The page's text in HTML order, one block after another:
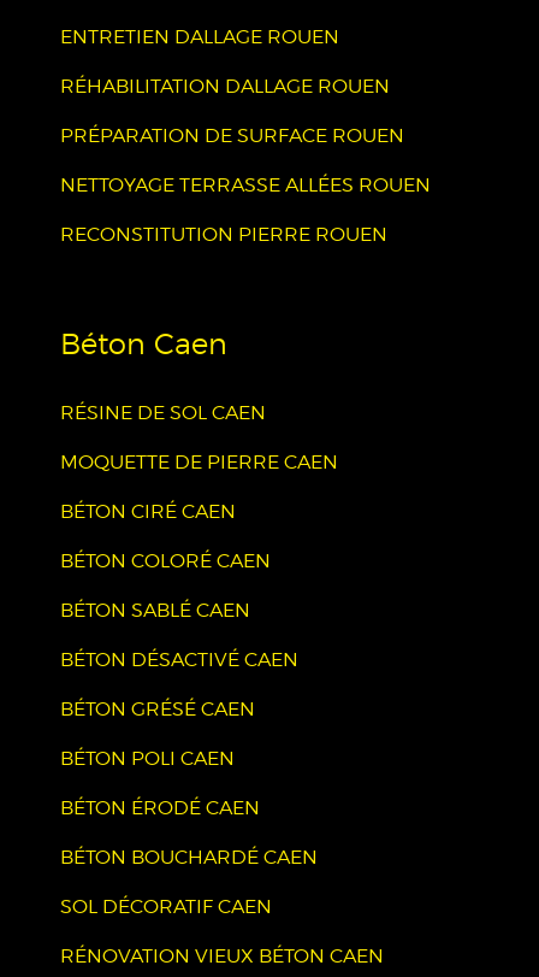
ENTRETIEN DALLAGE ROUEN
RÉHABILITATION DALLAGE ROUEN
PRÉPARATION DE SURFACE ROUEN
NETTOYAGE TERRASSE ALLÉES ROUEN
RECONSTITUTION PIERRE ROUEN
Béton Caen
RÉSINE DE SOL CAEN
MOQUETTE DE PIERRE CAEN
BÉTON CIRÉ CAEN
BÉTON COLORÉ CAEN
BÉTON SABLÉ CAEN
BÉTON DÉSACTIVÉ CAEN
BÉTON GRÉSÉ CAEN
BÉTON POLI CAEN
BÉTON ÉRODÉ CAEN
BÉTON BOUCHARDÉ CAEN
SOL DÉCORATIF CAEN
RÉNOVATION VIEUX BÉTON CAEN